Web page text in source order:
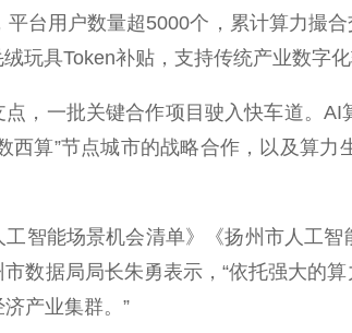
平台用户数量超5000个，累计算力撮
玩具Token补贴，支持传统产业数字化
一批关键合作项目驶入快车道。AI
西算”节点城市的战略合作，以及算
能场景机会清单》《扬州市人工智
数据局局长朱勇表示，“依托强大的
产业集群。”